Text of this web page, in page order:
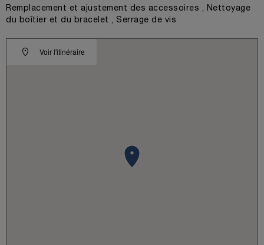
Voir l'itinéraire
Remplacement et ajustement des accessoires , Nettoyage
du boîtier et du bracelet , Serrage de vis